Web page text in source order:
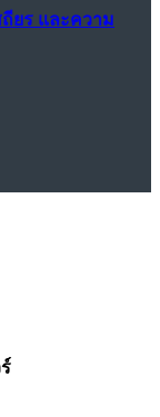
ถียร และความ